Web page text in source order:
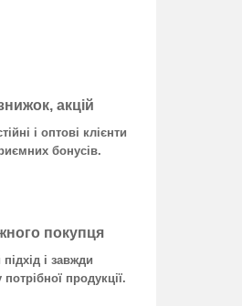
акцій
і оптові клієнти
бонусів.
покупця
і завжди
продукції.